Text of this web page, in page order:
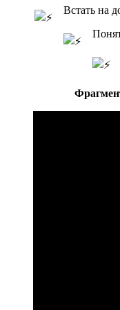
Встать на